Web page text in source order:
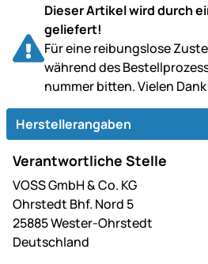
Dieser Artikel wird durch
geliefert!
Für eine reibungslose
während des
nummer bitten. Vielen
Herstellerangaben
Verantwortliche Stelle
VOSS GmbH & Co. KG
Ohrstedt Bhf. Nord 5
25885 Wester-Ohrstedt
Deutschland